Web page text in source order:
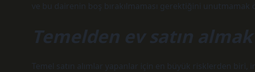
ve bu dairenin boş bırakılmaması gerektiğini unutmamak
Temelden ev satın
Temel satın alımlar yapanlar için en büyük risklerden